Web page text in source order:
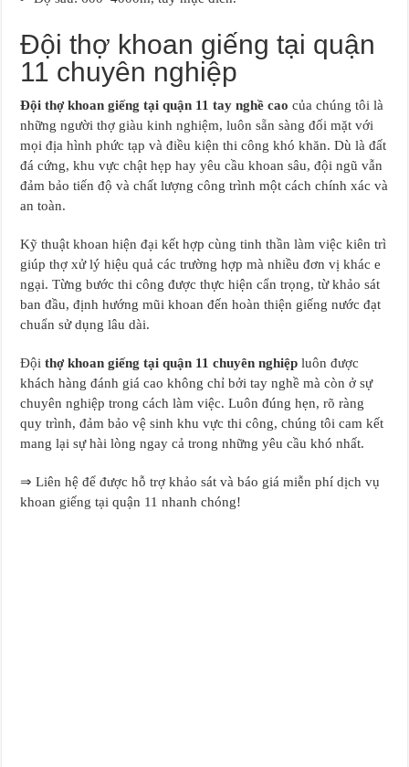
Đội thợ khoan giếng tại quận
11 chuyên nghiệp
Đội thợ khoan giếng tại quận 11 tay nghề cao của chúng tôi là
những người thợ giàu kinh nghiệm, luôn sẵn sàng đối mặt với
mọi địa hình phức tạp và điều kiện thi công khó khăn. Dù là đất
đá cứng, khu vực chật hẹp hay yêu cầu khoan sâu, đội ngũ vẫn
đảm bảo tiến độ và chất lượng công trình một cách chính xác và
an toàn.
Kỹ thuật khoan hiện đại kết hợp cùng tinh thần làm việc kiên trì
giúp thợ xử lý hiệu quả các trường hợp mà nhiều đơn vị khác e
ngại. Từng bước thi công được thực hiện cẩn trọng, từ khảo sát
ban đầu, định hướng mũi khoan đến hoàn thiện giếng nước đạt
chuẩn sử dụng lâu dài.
Độithợ khoan giếng tại quận 11 chuyên nghiệp luôn được
khách hàng đánh giá cao không chỉ bởi tay nghề mà còn ở sự
chuyên nghiệp trong cách làm việc. Luôn đúng hẹn, rõ ràng
quy trình, đảm bảo vệ sinh khu vực thi công, chúng tôi cam kết
mang lại sự hài lòng ngay cả trong những yêu cầu khó nhất.
⇒ Liên hệ để được hỗ trợ khảo sát và báo giá miễn phí dịch vụ
khoan giếng tại quận 11 nhanh chóng!